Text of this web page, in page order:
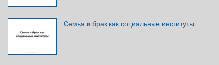
Семья и брак как социальные институты